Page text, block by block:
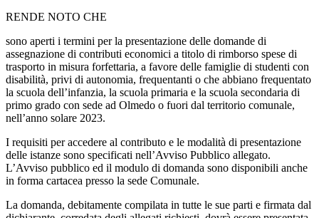
RENDE NOTO CHE
sono aperti i termini per la presentazione delle domande di
assegnazione di contributi economici a titolo di rimborso spese di
trasporto in misura forfettaria, a favore delle famiglie di studenti con
disabilità, privi di autonomia, frequentanti o che abbiano frequentato
la scuola dell’infanzia, la scuola primaria e la scuola secondaria di
primo grado con sede ad Olmedo o fuori dal territorio comunale,
nell’anno solare 2023.
I requisiti per accedere al contributo e le modalità di presentazione
delle istanze sono specificati nell’Avviso Pubblico allegato.
L’Avviso pubblico ed il modulo di domanda sono disponibili anche
in forma cartacea presso la sede Comunale.
La domanda, debitamente compilata in tutte le sue parti e firmata dal